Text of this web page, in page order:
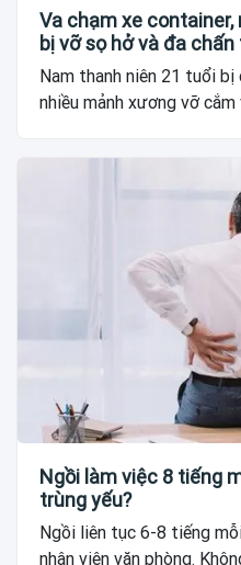
Va chạm xe
bị vỡ sọ hở và đa
Nam thanh niên 21 tuổi
nhiều mảnh xương vỡ cắm
Ngồi làm việc 8 tiếng
trùng yếu?
Ngồi liên tục 6-8 tiếng
nhân viên văn phòng.